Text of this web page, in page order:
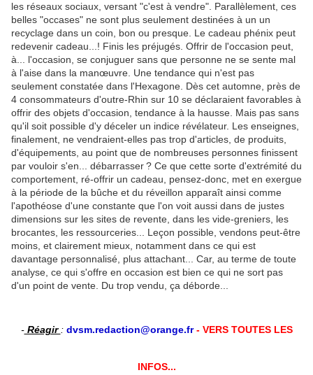
les réseaux sociaux, versant "c'est à vendre". Parallèlement, ces
belles "occases" ne sont plus seulement destinées à un un
recyclage dans un coin, bon ou presque. Le cadeau phénix peut
redevenir cadeau...! Finis les préjugés. Offrir de l'occasion peut,
à... l'occasion, se conjuguer sans que personne ne se sente mal
à l'aise dans la manœuvre. Une tendance qui n'est pas
seulement constatée dans l'Hexagone. Dès cet automne, près de
4 consommateurs d'outre-Rhin sur 10 se déclaraient favorables à
offrir des objets d'occasion, tendance à la hausse. Mais pas sans
qu'il soit possible d'y déceler un indice révélateur. Les enseignes,
finalement, ne vendraient-elles pas trop d'articles, de produits,
d'équipements, au point que de nombreuses personnes finissent
par vouloir s'en... débarrasser.? Ce que cette sorte d'extrémité du
comportement, ré-offrir un cadeau, pensez-donc, met en exergue
à la période de la bûche et du réveillon apparaît ainsi comme
l'apothéose d'une constante que l'on voit aussi dans de justes
dimensions sur les sites de revente, dans les vide-greniers, les
brocantes, les ressourceries... Leçon possible, vendons peut-être
moins, et clairement mieux, notamment dans ce qui est
davantage personnalisé, plus attachant... Car, au terme de toute
analyse, ce qui s'offre en occasion est bien ce qui ne sort pas
d'un point de vente. Du trop vendu, ça déborde...
-Réagir : dvsm.redaction@orange.fr - VERS TOUTES LES
INFOS...